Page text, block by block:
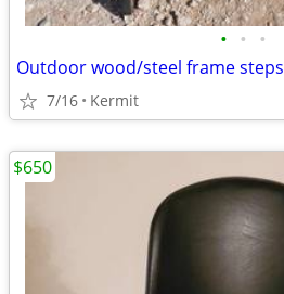
• • •
Outdoor wood/steel frame steps
7/16 Kermit
$650